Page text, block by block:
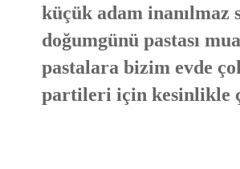
küçük adam inanılmaz
doğumgünü pastası
pastalara bizim evde
partileri için kesinlikle